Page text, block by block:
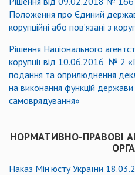
Положення про Єдиний
корупційні або пов’язані з
Рішення Національного
корупції від 10.06.2016 № 2
подання та оприлюднення
на виконання функцій держави
самоврядування»
НОРМАТИВНО-ПРАВОВІ
Наказ Мін’юсту України